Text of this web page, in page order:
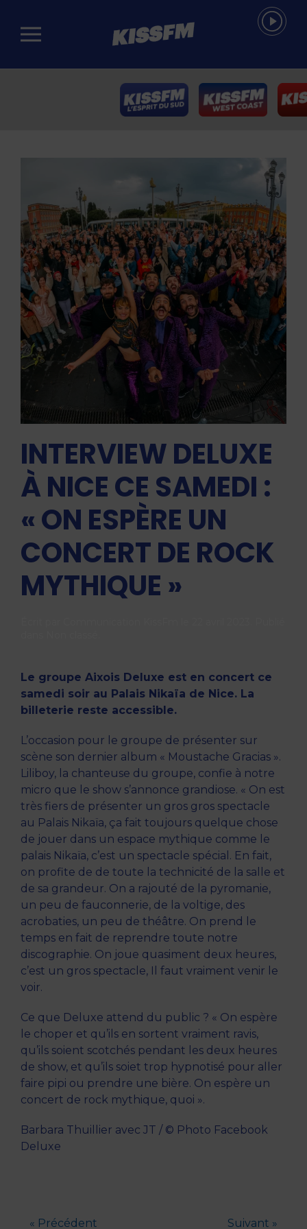
Passer au contenu principal
INTERVIEW DELUXE
À NICE CE SAMEDI :
« ON ESPÈRE UN
CONCERT DE ROCK
MYTHIQUE »
Le groupe Aixois Deluxe est en concert ce
samedi soir au Palais Nikaïa de Nice. La
billeterie reste accessible.
L’occasion pour le groupe de présenter sur
scène son dernier album « Moustache Gracias ».
Liliboy, la chanteuse du groupe, confie à notre
micro que le show s’annonce grandiose. « On est
très fiers de présenter un gros gros spectacle
au Palais Nikaïa, ça fait toujours quelque chose
de jouer dans un espace mythique comme le
palais Nikaïa, c’est un spectacle spécial. En fait,
on profite de de toute la technicité de la salle et
de sa grandeur. On a rajouté de la pyromanie,
un peu de fauconnerie, de la voltige, des
acrobaties, un peu de théâtre. On prend le
temps en fait de reprendre toute notre
discographie. On joue quasiment deux heures,
c’est un gros spectacle, Il faut vraiment venir le
voir.
Ce que Deluxe attend du public ? « On espère
le choper et qu’ils en sortent vraiment ravis,
qu’ils soient scotchés pendant les deux heures
de show, et qu’ils soiet trop hypnotisé pour aller
faire pipi ou prendre une bière. On espère un
concert de rock mythique, quoi ».
Barbara Thuillier avec JT / © Photo Facebook
Deluxe
« Précédent Suivant »